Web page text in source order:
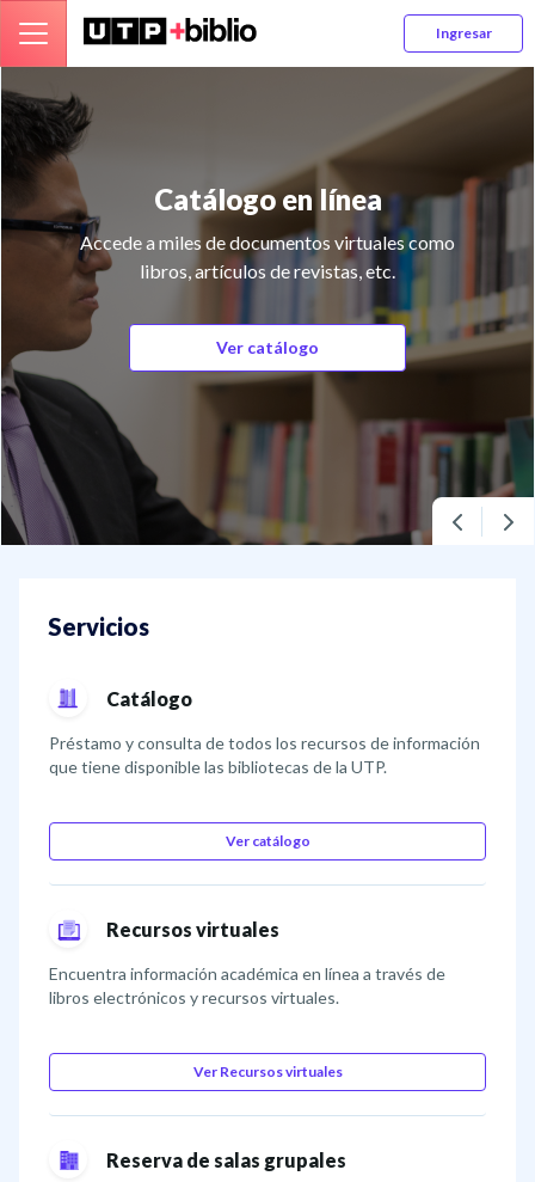
Ingresar
en línea
virtuales como
de revistas, etc.
catálogo
¿Es tu primera vez
Revisa este
Previous
Inicio
Servicios
Catálogo
Préstamo y consulta de todos los recursos de información
que tiene disponible las bibliotecas de la UTP.
Ver catálogo
Recursos virtuales
Encuentra información académica en línea a través de
libros electrónicos y recursos virtuales.
Ver Recursos virtuales
Reserva de salas grupales